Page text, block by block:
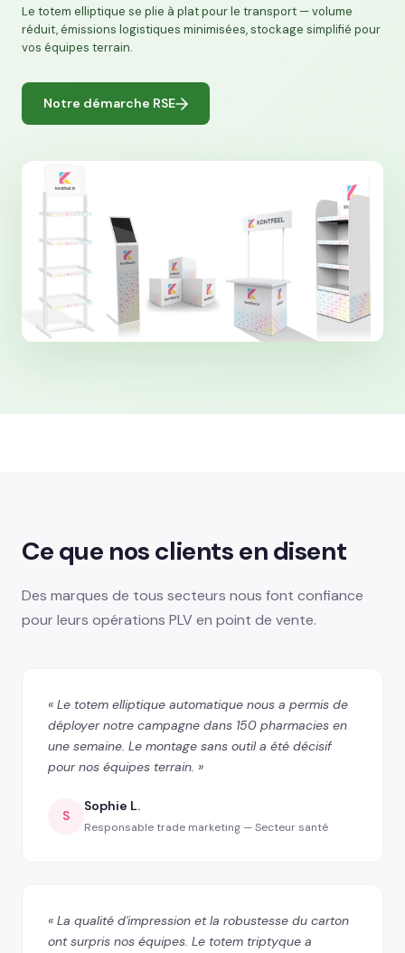
Le totem elliptique se plie à plat pour le transport — volume
réduit, émissions logistiques minimisées, stockage simplifié pour
vos équipes terrain.
Notre démarche RSE
Ce que nos clients en disent
Des marques de tous secteurs nous font confiance
pour leurs opérations PLV en point de vente.
« Le totem elliptique automatique nous a permis de
déployer notre campagne dans 150 pharmacies en
une semaine. Le montage sans outil a été décisif
pour nos équipes terrain. »
S
Sophie L.
Responsable trade marketing — Secteur santé
« La qualité d'impression et la robustesse du carton
ont surpris nos équipes. Le totem triptyque a